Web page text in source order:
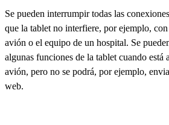
Se pueden interrumpir todas las
que la tablet no interfiere, por ejemplo,
avión o el equipo de un hospital. Se
algunas funciones de la tablet cuando está
avión, pero no se podrá, por ejemplo,
web.